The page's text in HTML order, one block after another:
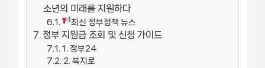
소년의 미래를 지원하다
최신 정부정책 뉴스
정부 지원금 조회 및 신청 가이드
1. 정부24
2. 복지로